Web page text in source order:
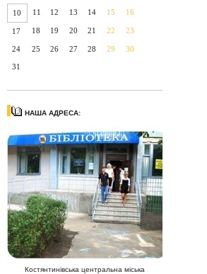
10 11 12 13 14 15 16
17 18 19 20 21 22 23
24 25 26 27 28 29 30
31
НАША АДРЕСА:
Костянтинівська центральна міська